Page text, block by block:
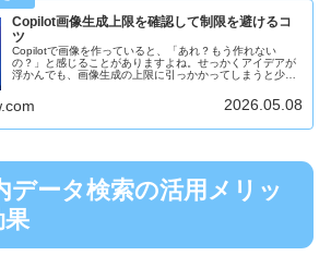
Copilot画像生成上限を確認して制限を避けるコ
ツ
Copilotで画像を作っていると、「あれ？もう作れない
の？」と感じることがありますよね。せっかくアイデアが
浮かんでも、画像生成の上限に引っかかってしまうと少し
2026.05.08
データ検索の活用メリッ
果